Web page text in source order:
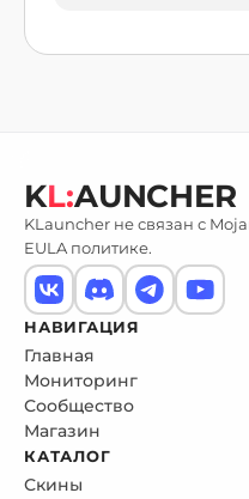
KL:AUNCHER
KLauncher не связан с
EULA политике.
НАВИГАЦИЯ
Главная
Мониторинг
Сообщество
Магазин
КАТАЛОГ
Скины